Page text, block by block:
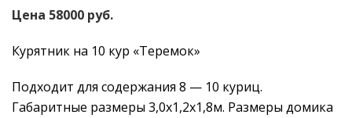
Цена 58000 руб.
Курятник на 10 кур «Теремок»
Подходит для содержания 8 — 10 куриц.
Габаритные размеры 3,0х1,2х1,8м. Размеры домика